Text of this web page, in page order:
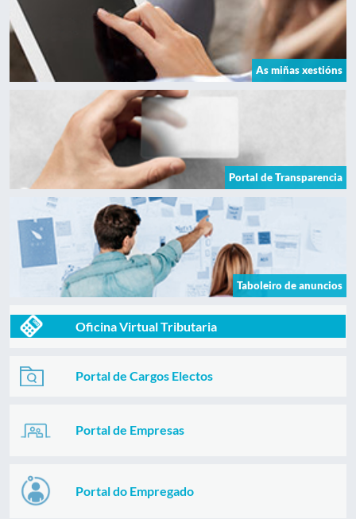
As miñas xestións
Portal de Transparencia
Taboleiro de anuncios
Oficina Virtual Tributaria
Portal de Cargos Electos
Portal de Empresas
Portal do Empregado